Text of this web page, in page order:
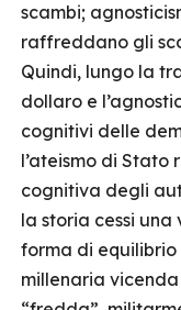
scambi;
raffreddano gli
Quindi, lungo la
dollaro e
cognitivi delle
l’ateismo di Stato
cognitiva degli
la storia cessi
forma di equilibrio
millenaria